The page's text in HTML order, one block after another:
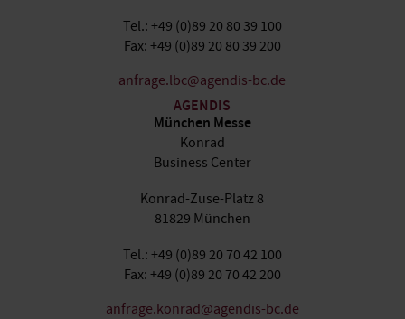
Tel.: +49 (0)89 20 80 39 100
Fax: +49 (0)89 20 80 39 200
anfrage.lbc@agendis-bc.de
AGENDIS
München Messe
Konrad
Business Center
Konrad-Zuse-Platz 8
81829 München
Tel.: +49 (0)89 20 70 42 100
Fax: +49 (0)89 20 70 42 200
anfrage.konrad@agendis-bc.de